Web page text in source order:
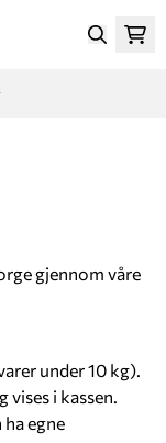
gjennom våre
under 10 kg).
i kassen.
egne